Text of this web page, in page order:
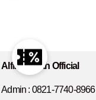
Alfihuraiyah Official
Admin : 0821-7740-8966